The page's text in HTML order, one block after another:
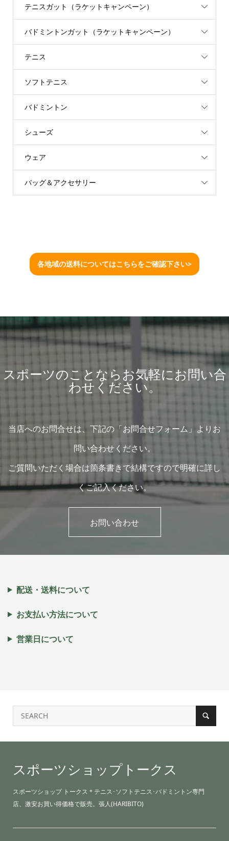
テニスガット（ラケットキャンペーン）
バドミントンガット（ラケットキャンペーン）
テニス
ソフトテニス
バドミントン
シューズ
ウェア
バッグ＆アクセサリー
各地域の送料についてはこちらをご確認下さい>
スポーツのことならお気軽にお問い合
わせください。
当店へのお問合せは、下記の「お問合せフォーム」よりお
問い合わせください。
ご質問いただく場合は箇条書きで結構ですので明確に詳し
くご記入ください。
お問い合わせ
配送・送料について
お支払い方法について
営業日について
スポーツショップトークス
スポーツショップ トークス＊テニス･ソフトテニス･バドミントン専門
店、激安お買い得価格で販売。張人(HARIBITO)